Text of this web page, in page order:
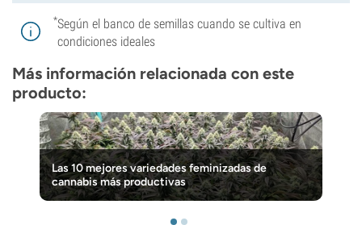
*Según el banco de semillas cuando se cultiva en
condiciones ideales
Más información relacionada con este
producto:
Las 10 mejores variedades feminizadas de
cannabis más productivas